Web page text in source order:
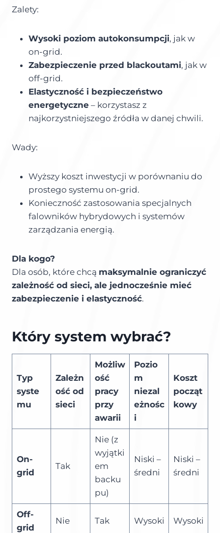
Zalety:
Wysoki poziom autokonsumpcji, jak w
on-grid.
Zabezpieczenie przed blackoutami, jak w
off-grid.
Elastyczność i bezpieczeństwo
energetyczne – korzystasz z
najkorzystniejszego źródła w danej chwili.
Wady:
Wyższy koszt inwestycji w porównaniu do
prostego systemu on-grid.
Konieczność zastosowania specjalnych
falowników hybrydowych i systemów
zarządzania energią.
Dla kogo?
Dla osób, które chcą maksymalnie ograniczyć
zależność od sieci, ale jednocześnie mieć
zabezpieczenie i elastyczność.
Który system wybrać?
Typ
syste
mu
Zależn
ość od
sieci
Możliw
ość
pracy
przy
awarii
Pozio
m
niezal
eżnośc
i
Koszt
począt
kowy
On-
grid
Tak
Nie (z
wyjątki
em
backu
pu)
Niski –
średni
Niski –
średni
Off-
grid
Nie Tak Wysoki Wysoki